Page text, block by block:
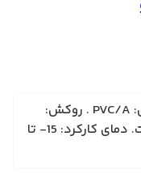
وزن قرقره: 3/4 تن. برند: سیمکو. عایق: PVC/A . روکش:
PVC/ST1. ولتاژ کارکرد: 450 تا 750 ولت. دمای کارکرد: 15- تا